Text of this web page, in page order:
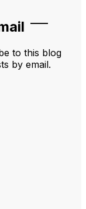
to this blog
by email.